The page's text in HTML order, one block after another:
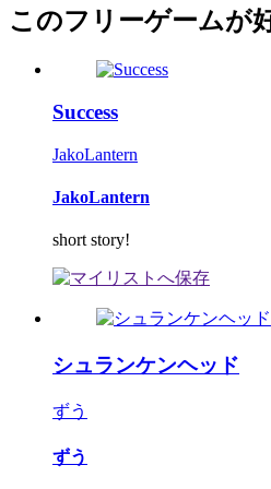
このフリーゲームが
Success
JakoLantern
JakoLantern
short story!
シュランケンヘッド
ずう
ずう